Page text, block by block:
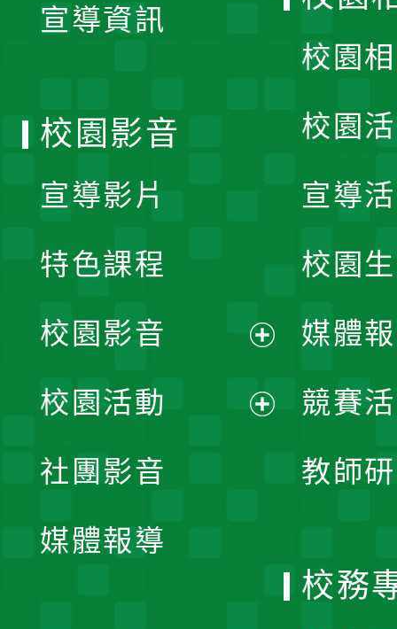
宣導資訊
校園
校園
宣導
校園
媒體
競賽
教師
校園影音
宣導影片
特色課程
校園影音
開
校園活動
社團影音
媒體報導
校務